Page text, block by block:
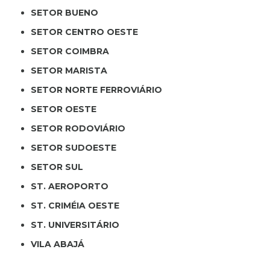
SETOR BUENO
SETOR CENTRO OESTE
SETOR COIMBRA
SETOR MARISTA
SETOR NORTE FERROVIÁRIO
SETOR OESTE
SETOR RODOVIÁRIO
SETOR SUDOESTE
SETOR SUL
ST. AEROPORTO
ST. CRIMÉIA OESTE
ST. UNIVERSITÁRIO
VILA ABAJÁ